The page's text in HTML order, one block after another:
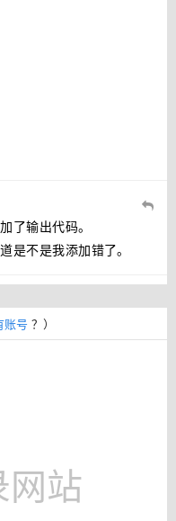
了输出代码。
是不是我添加错了。
账号 ？）
站